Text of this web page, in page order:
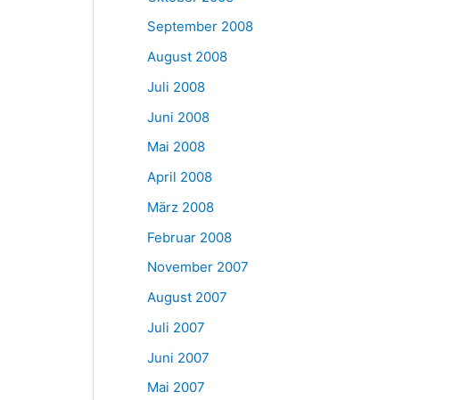
September 2008
August 2008
Juli 2008
Juni 2008
Mai 2008
April 2008
März 2008
Februar 2008
November 2007
August 2007
Juli 2007
Juni 2007
Mai 2007